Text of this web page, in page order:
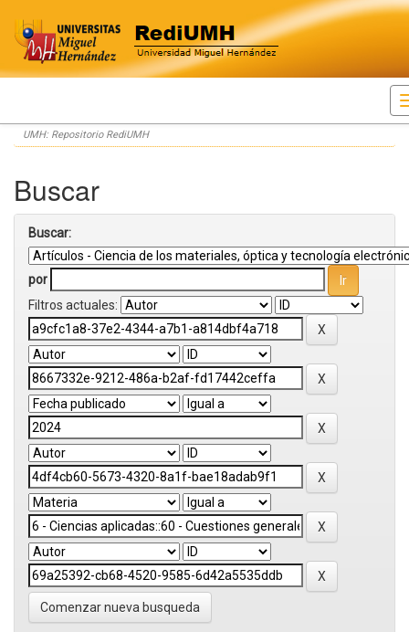
Skip
navigation
UMH: Repositorio RediUMH
Buscar
Buscar:
por
Filtros actuales:
Comenzar nueva busqueda